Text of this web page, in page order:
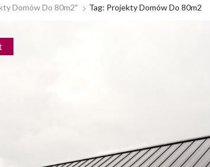
Domów Do 80m2" Tag: Projekty Domów Do 80m2